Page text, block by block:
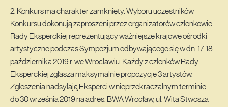
2. Konkurs ma charakter zamknięty. Wyboru uczestników
Konkursu dokonują zaproszeni przez organizatorów członkowie
Rady Eksperckiej reprezentujący ważniejsze krajowe ośrodki
artystyczne podczas Sympozjum odbywającego się w dn. 17-18
października 2019 r. we Wrocławiu. Każdy z członków Rady
Eksperckiej zgłasza maksymalnie propozycje 3 artystów.
Zgłoszenia nadsyłają Eksperci w nieprzekraczalnym terminie
do 30 września 2019 na adres: BWA Wrocław, ul. Wita Stwosza